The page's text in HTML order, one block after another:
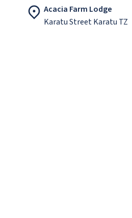
Acacia Farm Lodge
Karatu Street Karatu TZ